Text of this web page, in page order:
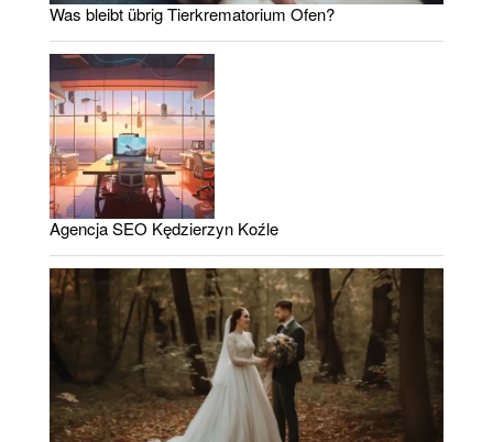
Was bleibt übrig Tierkrematorium Ofen?
Agencja SEO Kędzierzyn Koźle